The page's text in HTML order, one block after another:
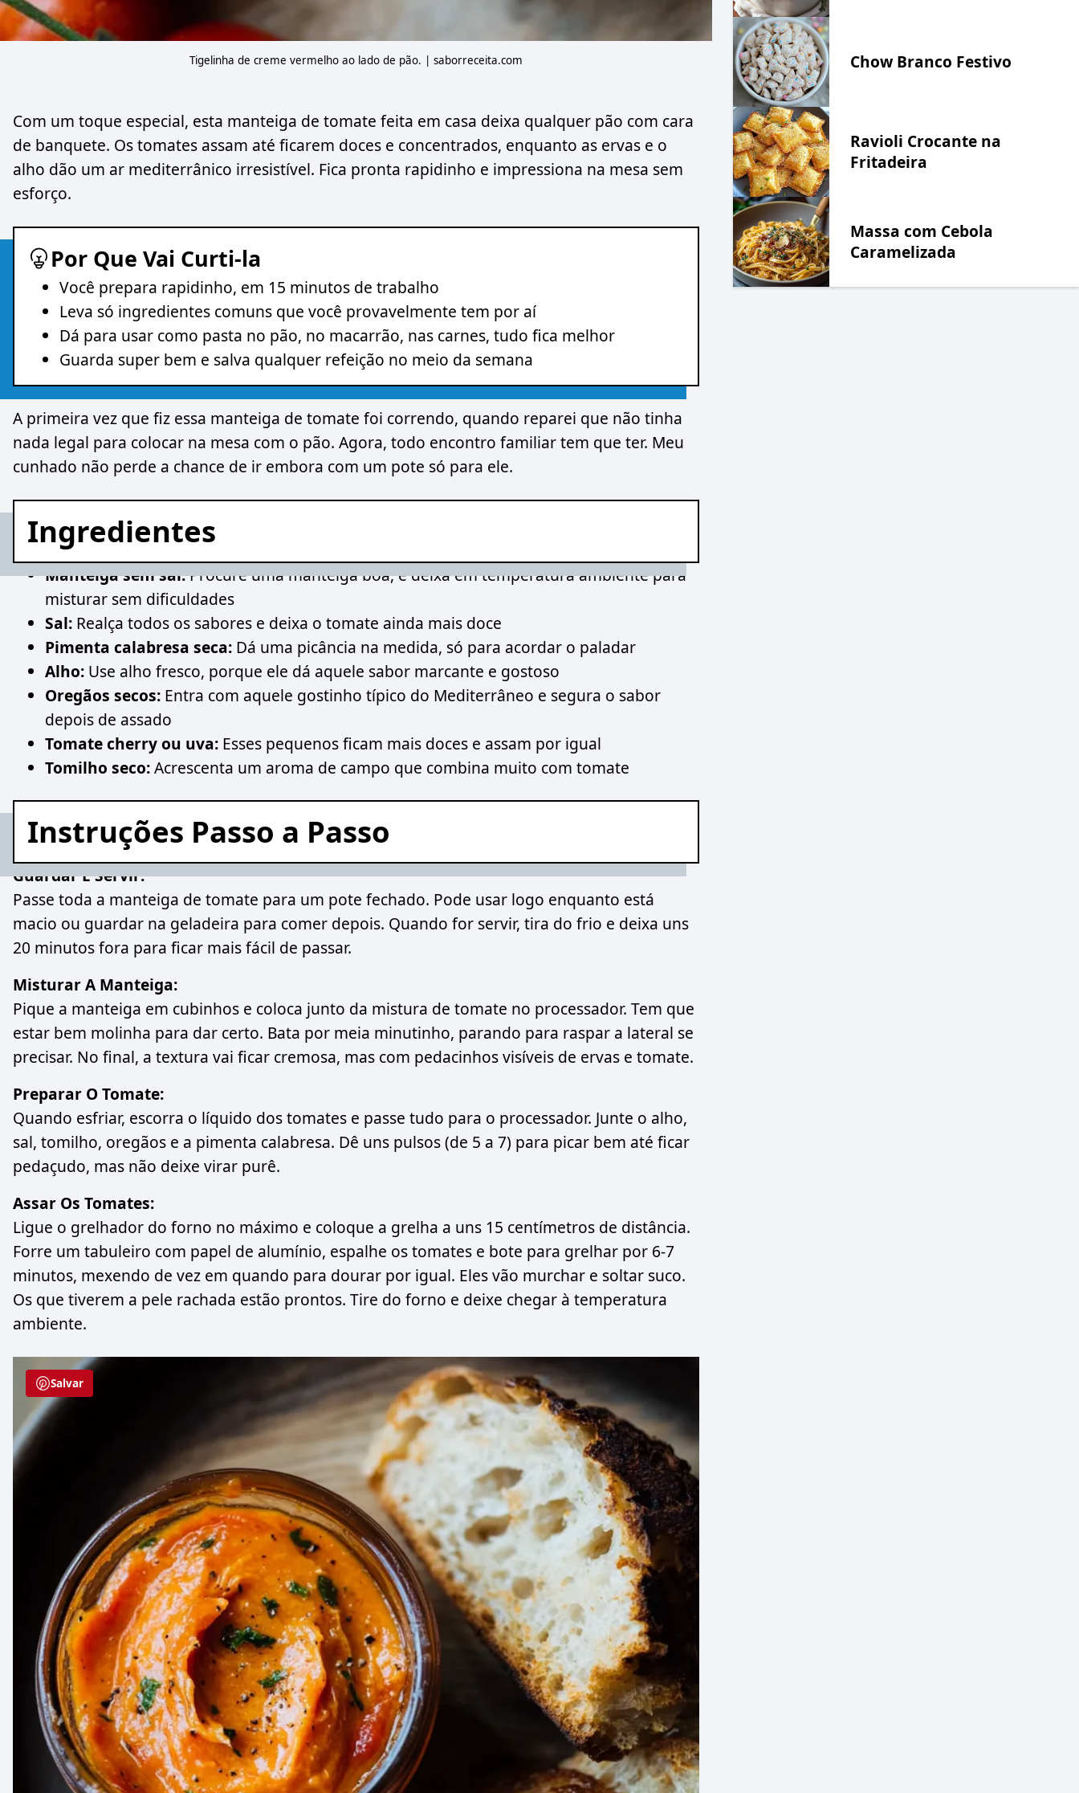
Tigelinha de creme vermelho ao lado de pão. | saborreceita.com
Com um toque especial, esta manteiga de tomate feita em casa deixa qualquer pão com cara
de banquete. Os tomates assam até ficarem doces e concentrados, enquanto as ervas e o
alho dão um ar mediterrânico irresistível. Fica pronta rapidinho e impressiona na mesa sem
esforço.
Por Que Vai Curti-la
Você prepara rapidinho, em 15 minutos de trabalho
Leva só ingredientes comuns que você provavelmente tem por aí
Dá para usar como pasta no pão, no macarrão, nas carnes, tudo fica melhor
Guarda super bem e salva qualquer refeição no meio da semana
A primeira vez que fiz essa manteiga de tomate foi correndo, quando reparei que não tinha
nada legal para colocar na mesa com o pão. Agora, todo encontro familiar tem que ter. Meu
cunhado não perde a chance de ir embora com um pote só para ele.
Ingredientes
Manteiga sem sal:Procure uma manteiga boa, e deixa em temperatura ambiente para
misturar sem dificuldades
Sal: Realça todos os sabores e deixa o tomate ainda mais doce
Pimenta calabresa seca: Dá uma picância na medida, só para acordar o paladar
Alho: Use alho fresco, porque ele dá aquele sabor marcante e gostoso
Oregãos secos: Entra com aquele gostinho típico do Mediterrâneo e segura o sabor
depois de assado
Tomate cherry ou uva: Esses pequenos ficam mais doces e assam por igual
Tomilho seco:Acrescenta um aroma de campo que combina muito com tomate
Instruções Passo a Passo
Guardar E Servir:
Passe toda a manteiga de tomate para um pote fechado. Pode usar logo enquanto está
macio ou guardar na geladeira para comer depois. Quando for servir, tira do frio e deixa uns
20 minutos fora para ficar mais fácil de passar.
Misturar A Manteiga:
Pique a manteiga em cubinhos e coloca junto da mistura de tomate no processador. Tem que
estar bem molinha para dar certo. Bata por meia minutinho, parando para raspar a lateral se
precisar. No final, a textura vai ficar cremosa, mas com pedacinhos visíveis de ervas e tomate.
Preparar O Tomate:
Quando esfriar, escorra o líquido dos tomates e passe tudo para o processador. Junte o alho,
sal, tomilho, oregãos e a pimenta calabresa. Dê uns pulsos (de 5 a 7) para picar bem até ficar
pedaçudo, mas não deixe virar purê.
Assar Os Tomates:
Ligue o grelhador do forno no máximo e coloque a grelha a uns 15 centímetros de distância.
Forre um tabuleiro com papel de alumínio, espalhe os tomates e bote para grelhar por 6-7
minutos, mexendo de vez em quando para dourar por igual. Eles vão murchar e soltar suco.
Os que tiverem a pele rachada estão prontos. Tire do forno e deixe chegar à temperatura
ambiente.
Salvar
Chow Branco Festivo
Ravioli Crocante na
Fritadeira
Massa com Cebola
Caramelizada